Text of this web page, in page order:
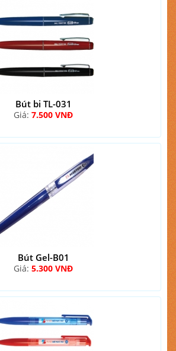
Bút bi TL-031
Giá: 7.500 VNĐ
Bút Gel-B01
Giá: 5.300 VNĐ